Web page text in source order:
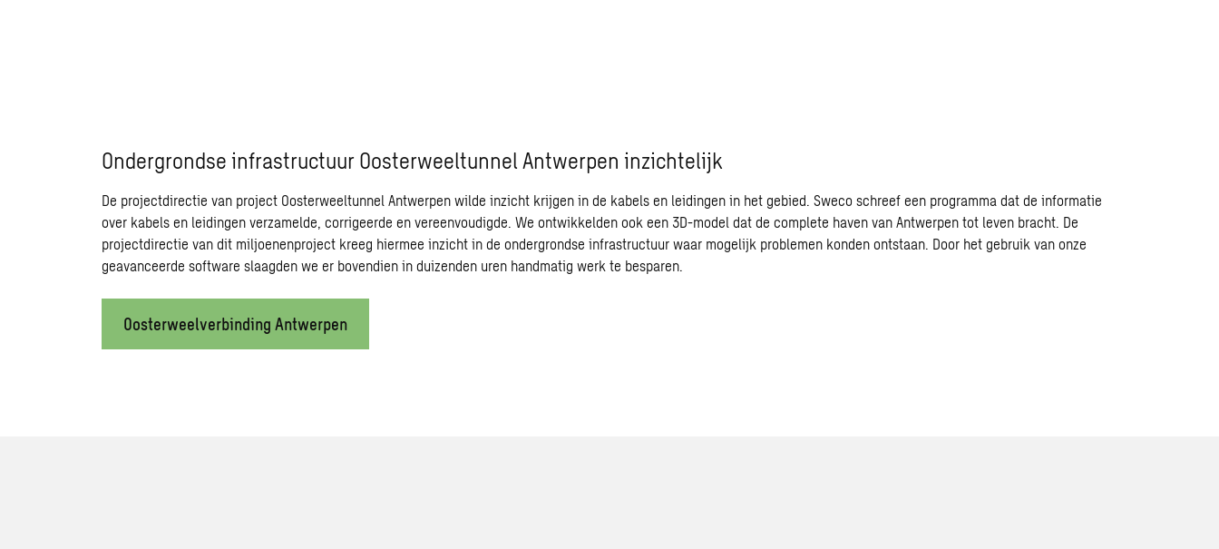
Ondergrondse infrastructuur Oosterweeltunnel Antwerpen inzichtelijk
De projectdirectie van project Oosterweeltunnel Antwerpen wilde inzicht krijgen in de kabels en leidingen in het gebied. Sweco schreef een programma dat de informatie
over kabels en leidingen verzamelde, corrigeerde en vereenvoudigde. We ontwikkelden ook een 3D-model dat de complete haven van Antwerpen tot leven bracht. De
projectdirectie van dit miljoenenproject kreeg hiermee inzicht in de ondergrondse infrastructuur waar mogelijk problemen konden ontstaan. Door het gebruik van onze
geavanceerde software slaagden we er bovendien in duizenden uren handmatig werk te besparen.
Oosterweelverbinding Antwerpen